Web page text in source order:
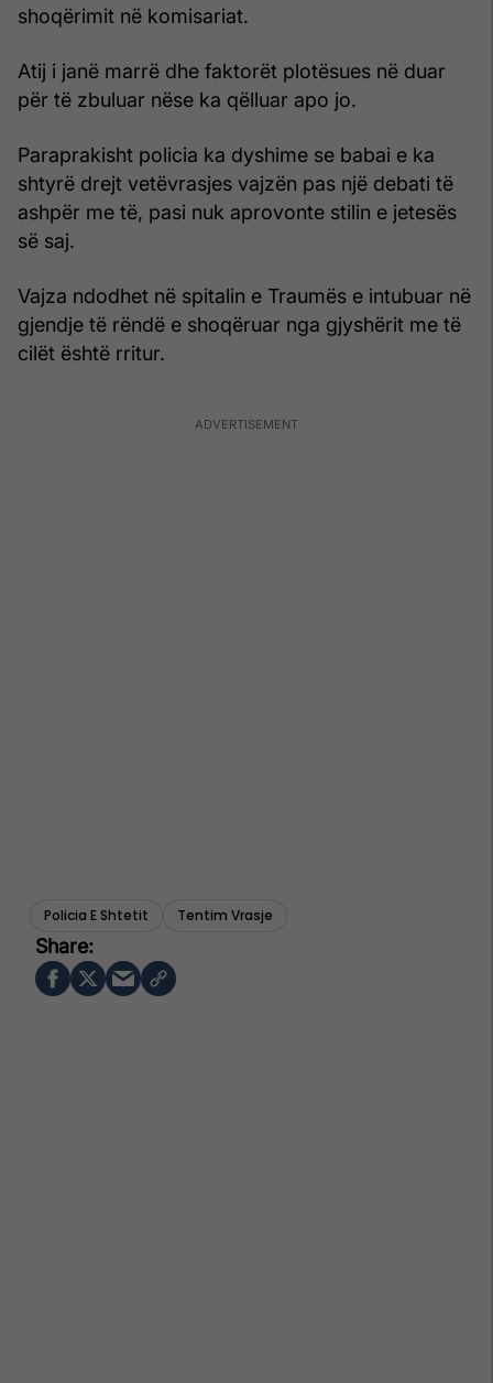
shoqërimit në komisariat.
Atij i janë marrë dhe faktorët plotësues në duar
për të zbuluar nëse ka qëlluar apo jo.
Paraprakisht policia ka dyshime se babai e ka
shtyrë drejt vetëvrasjes vajzën pas një debati të
ashpër me të, pasi nuk aprovonte stilin e jetesës
së saj.
Vajza ndodhet në spitalin e Traumës e intubuar në
gjendje të rëndë e shoqëruar nga gjyshërit me të
cilët është rritur.
Policia E Shtetit Tentim Vrasje